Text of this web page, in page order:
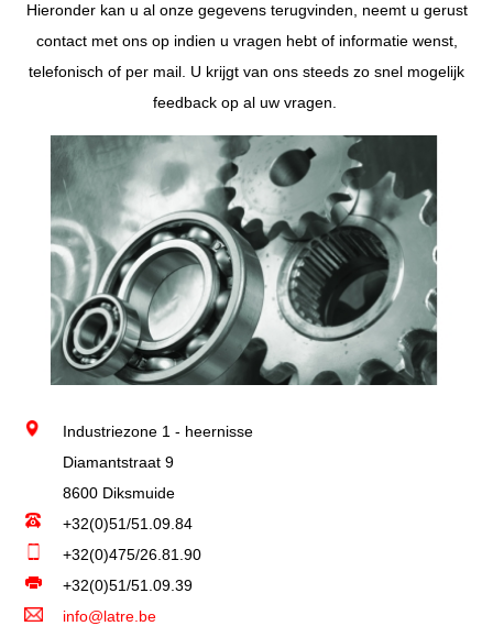
Hieronder kan u al onze gegevens terugvinden, neemt u gerust
contact met ons op indien u vragen hebt of informatie wenst,
telefonisch of per mail. U krijgt van ons steeds zo snel mogelijk
feedback op al uw vragen.
Industriezone 1 - heernisse
Diamantstraat 9
8600 Diksmuide
+32(0)51/51.09.84
+32(0)475/26.81.90
+32(0)51/51.09.39
info@latre.be